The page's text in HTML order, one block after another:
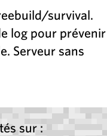
survival.
log pour prévenir
Serveur sans
sur :